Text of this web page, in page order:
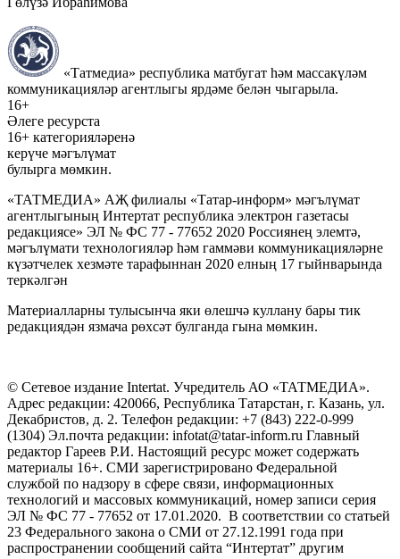
«Татмедиа» республика матбугат һәм массакүләм
коммуникацияләр агентлыгы ярдәме белән чыгарыла.
16+
Әлеге ресурста
16+ категорияләренә
керүче мәгълүмат
булырга мөмкин.
«ТАТМЕДИА» АҖ филиалы «Татар-информ» мәгълүмат
агентлыгының Интертат республика электрон газетасы
редакциясе» ЭЛ № ФС 77 - 77652 2020 Россиянең элемтә,
мәгълүмати технологияләр һәм гаммәви коммуникацияләрне
күзәтчелек хезмәте тарафыннан 2020 елның 17 гыйнварында
теркәлгән
Материалларны тулысынча яки өлешчә куллану бары тик
редакциядән язмача рөхсәт булганда гына мөмкин.
© Сетевое издание Intertat. Учредитель АО «ТАТМЕДИА».
Адрес редакции: 420066, Республика Татарстан, г. Казань, ул.
Декабристов, д. 2. Телефон редакции: +7 (843) 222-0-999
(1304) Эл.почта редакции: infotat@tatar-inform.ru Главный
редактор Гареев Р.И. Настоящий ресурс может содержать
материалы 16+. СМИ зарегистрировано Федеральной
службой по надзору в сфере связи, информационных
технологий и массовых коммуникаций, номер записи серия
ЭЛ № ФС 77 - 77652 от 17.01.2020. В соответствии со статьей
23 Федерального закона о СМИ от 27.12.1991 года при
распространении сообщений сайта “Интертат” другим